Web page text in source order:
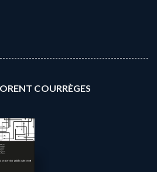
COURRÈGES